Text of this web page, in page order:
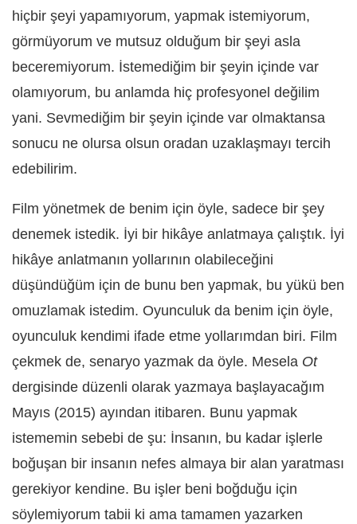
hiçbir şeyi yapamıyorum, yapmak istemiyorum,
görmüyorum ve mutsuz olduğum bir şeyi asla
beceremiyorum. İstemediğim bir şeyin içinde var
olamıyorum, bu anlamda hiç profesyonel değilim
yani. Sevmediğim bir şeyin içinde var olmaktansa
sonucu ne olursa olsun oradan uzaklaşmayı tercih
edebilirim.
Film yönetmek de benim için öyle, sadece bir şey
denemek istedik. İyi bir hikâye anlatmaya çalıştık. İyi
hikâye anlatmanın yollarının olabileceğini
düşündüğüm için de bunu ben yapmak, bu yükü ben
omuzlamak istedim. Oyunculuk da benim için öyle,
oyunculuk kendimi ifade etme yollarımdan biri. Film
çekmek de, senaryo yazmak da öyle. Mesela Ot
dergisinde düzenli olarak yazmaya başlayacağım
Mayıs (2015) ayından itibaren. Bunu yapmak
istememin sebebi de şu: İnsanın, bu kadar işlerle
boğuşan bir insanın nefes almaya bir alan yaratması
gerekiyor kendine. Bu işler beni boğduğu için
söylemiyorum tabii ki ama tamamen yazarken